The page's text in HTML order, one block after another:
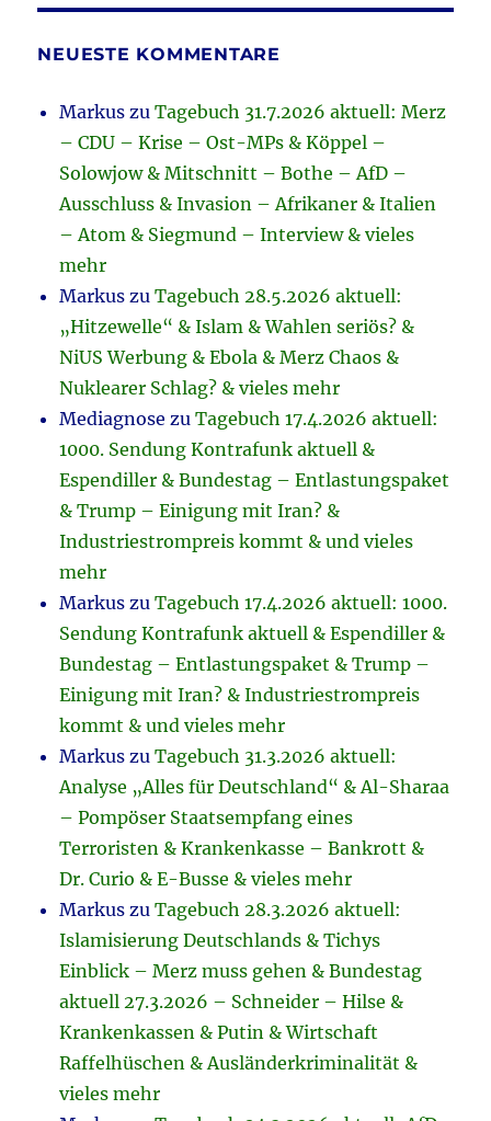
NEUESTE KOMMENTARE
Markus zuTagebuch 31.7.2026 aktuell: Merz
– CDU – Krise – Ost-MPs & Köppel –
Solowjow & Mitschnitt – Bothe – AfD –
Ausschluss & Invasion – Afrikaner & Italien
– Atom & Siegmund – Interview & vieles
mehr
Markus zuTagebuch 28.5.2026 aktuell:
„Hitzewelle“ & Islam & Wahlen seriös? &
NiUS Werbung & Ebola & Merz Chaos &
Nuklearer Schlag? & vieles mehr
Mediagnose zuTagebuch 17.4.2026 aktuell:
1000. Sendung Kontrafunk aktuell &
Espendiller & Bundestag – Entlastungspaket
& Trump – Einigung mit Iran? &
Industriestrompreis kommt & und vieles
mehr
Markus zuTagebuch 17.4.2026 aktuell: 1000.
Sendung Kontrafunk aktuell & Espendiller &
Bundestag – Entlastungspaket & Trump –
Einigung mit Iran? & Industriestrompreis
kommt & und vieles mehr
Markus zuTagebuch 31.3.2026 aktuell:
Analyse „Alles für Deutschland“ & Al-Sharaa
– Pompöser Staatsempfang eines
Terroristen & Krankenkasse – Bankrott &
Dr. Curio & E-Busse & vieles mehr
Markus zuTagebuch 28.3.2026 aktuell:
Islamisierung Deutschlands & Tichys
Einblick – Merz muss gehen & Bundestag
aktuell 27.3.2026 – Schneider – Hilse &
Krankenkassen & Putin & Wirtschaft
Raffelhüschen & Ausländerkriminalität &
vieles mehr